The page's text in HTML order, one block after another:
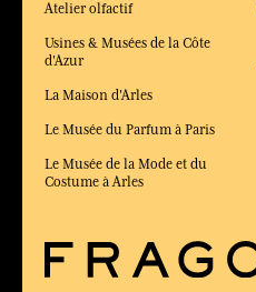
Atelier olfactif
Usines & Musées de la Côte
d'Azur
La Maison d'Arles
Le Musée du Parfum à Paris
Le Musée de la Mode et du
Costume à Arles